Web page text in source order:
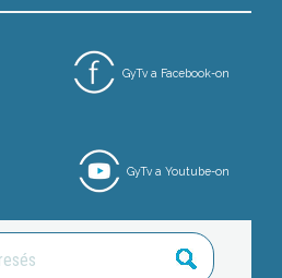
GyTv a Facebook-on
GyTv a Youtube-on